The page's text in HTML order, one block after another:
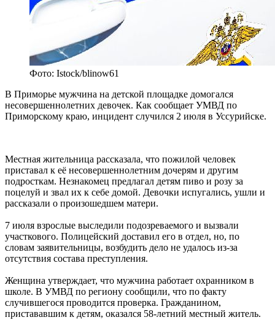
Фото: Istock/blinow61
В Приморье мужчина на детской площадке домогался
несовершеннолетних девочек. Как сообщает УМВД по
Приморскому краю, инцидент случился 2 июля в Уссурийске.
Местная жительница рассказала, что пожилой человек
приставал к её несовершеннолетним дочерям и другим
подросткам. Незнакомец предлагал детям пиво и розу за
поцелуй и звал их к себе домой. Девочки испугались, ушли и
рассказали о произошедшем матери.
7 июля взрослые выследили подозреваемого и вызвали
участкового. Полицейский доставил его в отдел, но, по
словам заявительницы, возбудить дело не удалось из-за
отсутствия состава преступления.
Женщина утверждает, что мужчина работает охранником в
школе. В УМВД по региону сообщили, что по факту
случившегося проводится проверка. Гражданином,
пристававшим к детям, оказался 58-летний местный житель.